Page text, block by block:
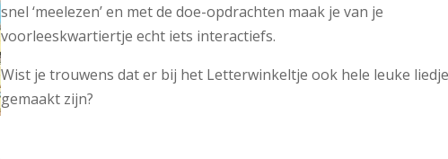
snel ‘meelezen’ en met de doe-opdrachten maak je van je
voorleeskwartiertje echt iets interactiefs.
Wist je trouwens dat er bij het Letterwinkeltje ook hele leuke
gemaakt zijn?